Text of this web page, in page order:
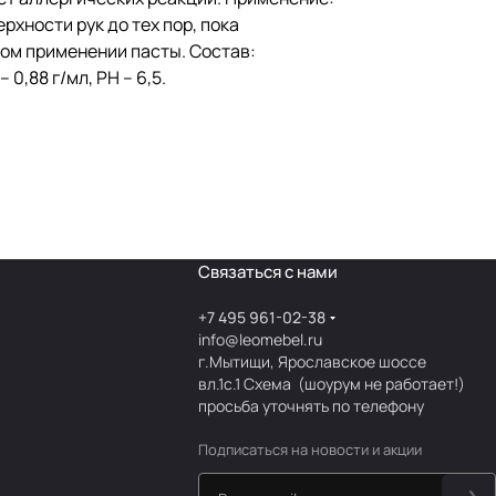
воды.
рук до тех пор, пока
применении пасты. Состав:
0,88 г/мл, PH – 6,5.
Связаться с нами
+7 495 961-02-38
info@leomebel.ru
г.Мытищи, Ярославское шоссе
вл.1с.1Схема (шоурум не работает!)
просьба уточнять по телефону
Подписаться на новости и акции